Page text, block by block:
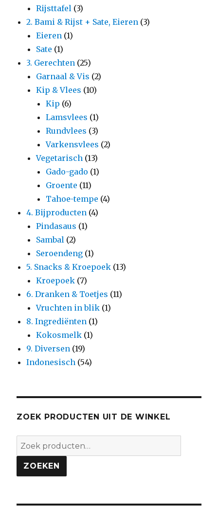
Rijsttafel (3)
2. Bami & Rijst + Sate, Eieren (3)
Eieren (1)
Sate (1)
3. Gerechten (25)
Garnaal & Vis (2)
Kip & Vlees (10)
Kip (6)
Lamsvlees (1)
Rundvlees (3)
Varkensvlees (2)
Vegetarisch (13)
Gado-gado (1)
Groente (11)
Tahoe-tempe (4)
4. Bijproducten (4)
Pindasaus (1)
Sambal (2)
Seroendeng (1)
5. Snacks & Kroepoek (13)
Kroepoek (7)
6. Dranken & Toetjes (11)
Vruchten in blik (1)
8. Ingrediënten (1)
Kokosmelk (1)
9. Diversen (19)
Indonesisch (54)
ZOEK PRODUCTEN UIT DE WINKEL
Zoeken
naar:
ZOEKEN